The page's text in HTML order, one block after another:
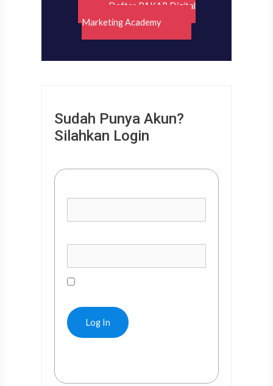
Daftar PAKAR Digital
Marketing Academy
Sudah Punya Akun?
Silahkan Login
Remember Me